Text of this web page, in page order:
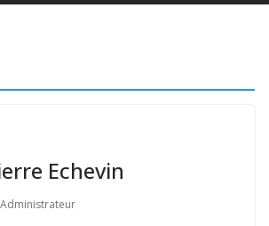
Echevin
Administrateur